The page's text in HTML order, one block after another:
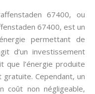
67400, ou
67400, est un
permettant de
d’un investissement
que l’énergie produite
Cependant, un
coût non négligeable,